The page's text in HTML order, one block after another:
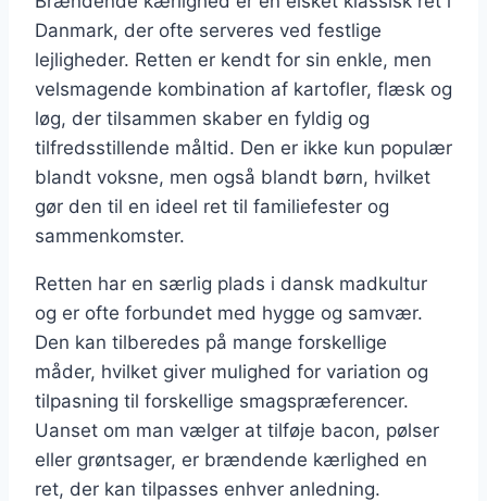
Danmark, der ofte serveres ved festlige
lejligheder. Retten er kendt for sin enkle, men
velsmagende kombination af kartofler, flæsk og
løg, der tilsammen skaber en fyldig og
tilfredsstillende måltid. Den er ikke kun populær
blandt voksne, men også blandt børn, hvilket
gør den til en ideel ret til familiefester og
sammenkomster.
Retten har en særlig plads i dansk madkultur
og er ofte forbundet med hygge og samvær.
Den kan tilberedes på mange forskellige
måder, hvilket giver mulighed for variation og
tilpasning til forskellige smagspræferencer.
Uanset om man vælger at tilføje bacon, pølser
eller grøntsager, er brændende kærlighed en
ret, der kan tilpasses enhver anledning.